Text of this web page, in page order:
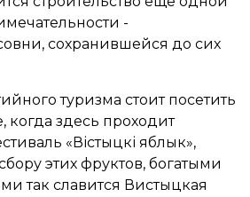
-
сохранившейся до сих
туризма стоит посетить
когда здесь проходит
«Вістыцкі яблык»,
этих фруктов, богатыми
так славится Вистыцкая